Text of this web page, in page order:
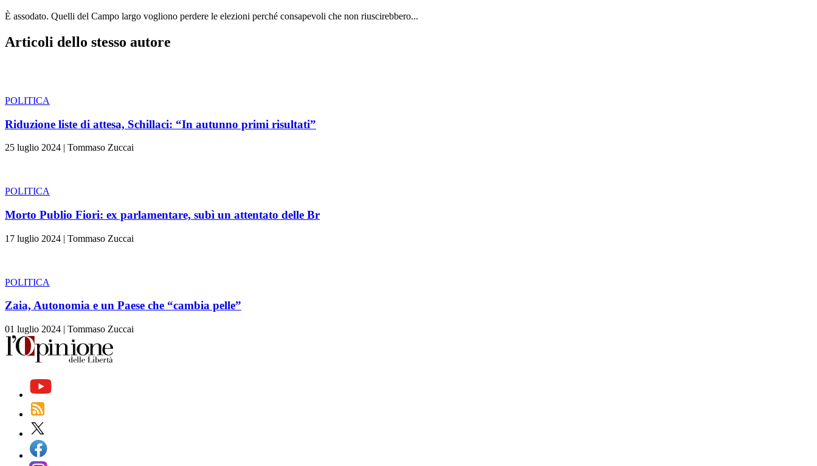
È assodato. Quelli del Campo largo vogliono perdere le elezioni perché consapevoli che non riuscirebbero...
Articoli dello stesso autore
POLITICA
Riduzione liste di attesa, Schillaci: “In autunno primi risultati”
25 luglio 2024 | Tommaso Zuccai
POLITICA
Morto Publio Fiori: ex parlamentare, subì un attentato delle Br
17 luglio 2024 | Tommaso Zuccai
POLITICA
Zaia, Autonomia e un Paese che “cambia pelle”
01 luglio 2024 | Tommaso Zuccai